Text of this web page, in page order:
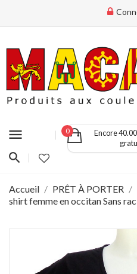
menu 0
Encore
Accueil PRÊT À PORTER
shirt femme en occitan Sans